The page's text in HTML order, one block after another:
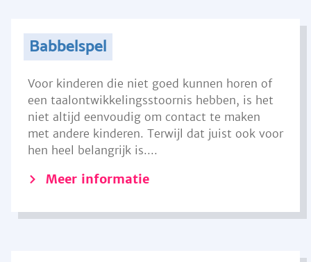
Babbelspel
Voor kinderen die niet goed kunnen horen of
een taalontwikkelingsstoornis hebben, is het
niet altijd eenvoudig om contact te maken
met andere kinderen. Terwijl dat juist ook voor
hen heel belangrijk is....
Meer informatie